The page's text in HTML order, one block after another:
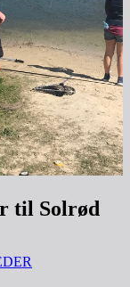
til Solrød